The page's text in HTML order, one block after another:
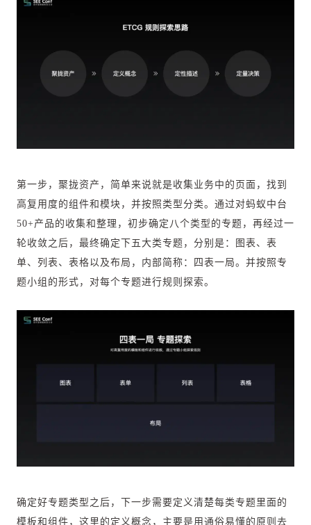
第一步，聚拢资产，简单来说就是收集业务中的页面，找到
高复用度的组件和模块，并按照类型分类。通过对蚂蚁中台
50+产品的收集和整理，初步确定八个类型的专题，再经过一
轮收敛之后，最终确定下五大类专题，分别是：图表、表
单、列表、表格以及布局，内部简称：四表一局。并按照专
题小组的形式，对每个专题进行规则探索。
确定好专题类型之后，下一步需要定义清楚每类专题里面的
模板和组件，这里的定义概念，主要是用通俗易懂的原则去